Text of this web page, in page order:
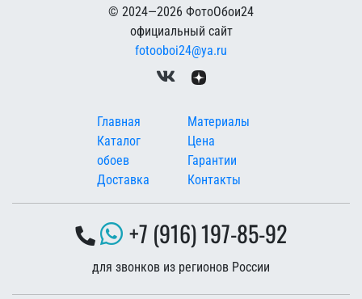
© 2024—2026 ФотоОбои24
официальный сайт
fotooboi24@ya.ru
Меню в подвале
Главная
Каталог
обоев
Доставка
Материалы
Цена
Гарантии
Контакты
+7 (916) 197-85-92
для звонков из регионов России